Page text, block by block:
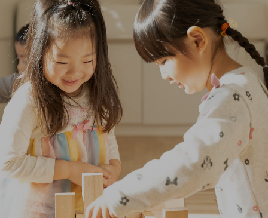
各園のブログ
2026.08.06 赤しそジュース作り～にじ組～2026.08.0
5 【そら組】誕生会
一覧を見る